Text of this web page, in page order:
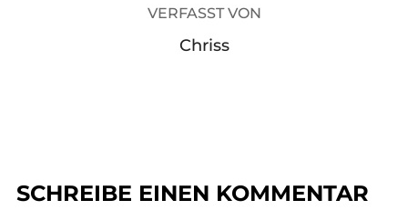
VERFASST VON
Chriss
SCHREIBE EINEN KOMMENTAR